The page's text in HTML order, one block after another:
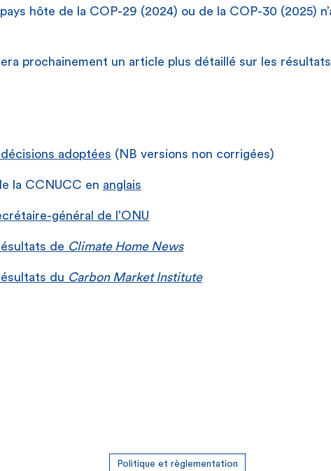
hôte de la COP-29 (2024) ou de la COP-30 (2025)
prochainement un article plus détaillé sur les
adoptées (NB versions non corrigées)
la CCNUCC en anglais
général de l’ONU
de Climate Home News
du Carbon Market Institute
Politique et règlementation